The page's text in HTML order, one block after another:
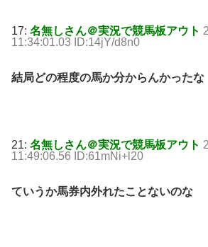
17: 名無しさん＠実況で競馬板アウト
11:34:01.03 ID:14jY/d8n0
結局どの程度の馬か分からんかったな
21: 名無しさん＠実況で競馬板アウト
11:49:06.56 ID:61mNi+l20
ていうか馬券内外れたことないのな